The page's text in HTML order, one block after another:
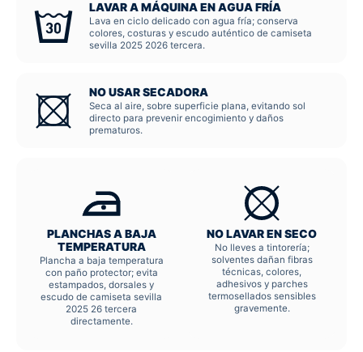
LAVAR A MÁQUINA EN AGUA FRÍA
Lava en ciclo delicado con agua fría; conserva
colores, costuras y escudo auténtico de camiseta
sevilla 2025 2026 tercera.
NO USAR SECADORA
Seca al aire, sobre superficie plana, evitando sol
directo para prevenir encogimiento y daños
prematuros.
PLANCHAS A BAJA
TEMPERATURA
Plancha a baja temperatura
con paño protector; evita
estampados, dorsales y
escudo de camiseta sevilla
2025 26 tercera
directamente.
NO LAVAR EN SECO
No lleves a tintorería;
solventes dañan fibras
técnicas, colores,
adhesivos y parches
termosellados sensibles
gravemente.